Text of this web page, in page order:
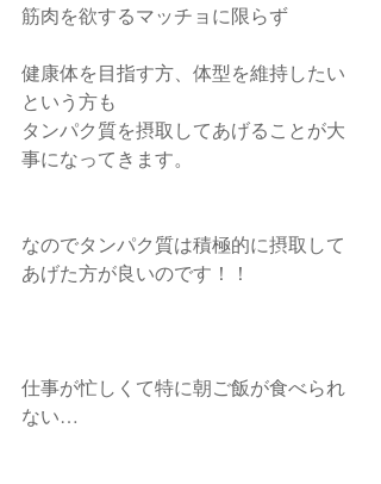
筋肉を欲するマッチョに限らず
健康体を目指す方、体型を維持したい
という方も
タンパク質を摂取してあげることが大
事になってきます。
なのでタンパク質は積極的に摂取して
あげた方が良いのです！！
仕事が忙しくて特に朝ご飯が食べられ
ない…